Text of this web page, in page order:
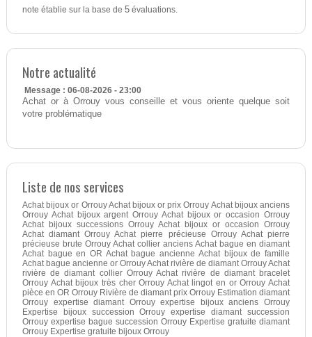
note établie sur la base de 5évaluations.
Notre actualité
Message : 06-08-2026 - 23:00
Achat or à Orrouy vous conseille et vous oriente quelque soit
votre problématique
Liste de nos services
Achat bijoux or Orrouy Achat bijoux or prix Orrouy Achat bijoux anciens
Orrouy Achat bijoux argent Orrouy Achat bijoux or occasion Orrouy
Achat bijoux successions Orrouy Achat bijoux or occasion Orrouy
Achat diamant Orrouy Achat pierre précieuse Orrouy Achat pierre
précieuse brute Orrouy Achat collier anciens Achat bague en diamant
Achat bague en OR Achat bague ancienne Achat bijoux de famille
Achat bague ancienne or Orrouy Achat rivière de diamant Orrouy Achat
rivière de diamant collier Orrouy Achat rivière de diamant bracelet
Orrouy Achat bijoux très cher Orrouy Achat lingot en or Orrouy Achat
pièce en OR Orrouy Rivière de diamant prix Orrouy Estimation diamant
Orrouy expertise diamant Orrouy expertise bijoux anciens Orrouy
Expertise bijoux succession Orrouy expertise diamant succession
Orrouy expertise bague succession Orrouy Expertise gratuite diamant
Orrouy Expertise gratuite bijoux Orrouy